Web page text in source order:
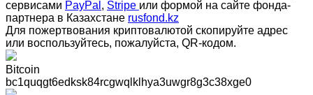
сервисами PayPal , Stripe или формой на сайте фонда-
партнера в Казахстане rusfond.kz
Для пожертвования криптовалютой скопируйте адрес
или воспользуйтесь, пожалуйста, QR-кодом.
Bitcoin
bc1quqgt6edksk84rcgwqlklhya3uwgr8g3c38xge0